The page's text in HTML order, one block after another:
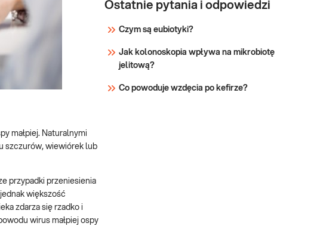
małpiej. Naturalnymi
szczurów, wiewiórek lub
przypadki przeniesienia
większość
zdarza się rzadko i
wirus małpiej ospy
Ostatnie pytania i odpowiedzi
Czym są eubiotyki?
Jak kolonoskopia wpływa na mikrobiotę
jelitową?
Co powoduje wzdęcia po kefirze?